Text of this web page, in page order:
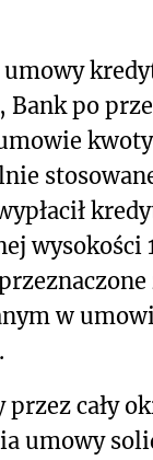
umowy
Bank po
wysokości
w
cały
umowy